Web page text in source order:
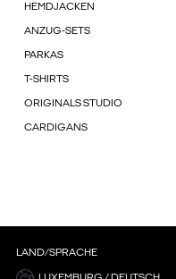
HEMDJACKEN
ANZUG-SETS
PARKAS
T-SHIRTS
ORIGINALS STUDIO
CARDIGANS
LAND/SPRACHE